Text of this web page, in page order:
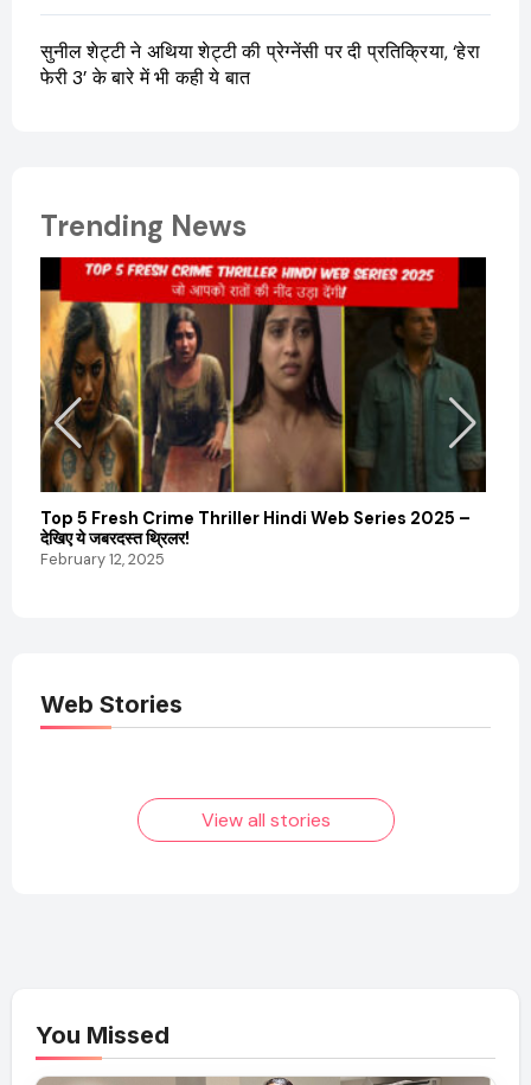
सुनील शेट्टी ने अथिया शेट्टी की प्रेग्नेंसी पर दी प्रतिक्रिया, ‘हेरा
फेरी 3’ के बारे में भी कही ये बात
Trending News
Top 5 Fresh Crime Thriller Hindi Web Series 2025 –
देखिए ये जबरदस्त थ्रिलर!
February 12, 2025
Web Stories
Elvish Yadav: एक
आम लड़के से यूट्यूबर
फिल्मों का जादू और उनका
View all stories
You Missed